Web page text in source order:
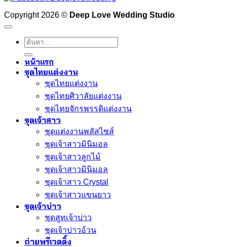
Copyright 2026 © Deep Love Wedding Studio
ค้นหา:
หน้าแรก
ชุดไทยแต่งงาน
ชุดไทยแต่งงาน
ชุดไทยศิวาลัยแต่งงาน
ชุดไทยจักรพรรดิแต่งงาน
ชุดเจ้าสาว
ชุดแต่งงานพลัสไซส์
ชุดเจ้าสาวมินิมอล
ชุดเจ้าสาวลูกไม้
ชุดเจ้าสาวมินิมอล
ชุดเจ้าสาว Crystal
ชุดเจ้าสาวแขนยาว
ชุดเจ้าบ่าว
ชุดสูทเจ้าบ่าว
ชุดเจ้าบ่าวอ้วน
ถ่ายพรีเวดดิ้ง